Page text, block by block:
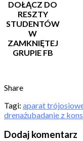
DOŁĄCZ DO
RESZTY
STUDENTÓW
W
ZAMKNIĘTEJ
GRUPIE FB
Share
Tagi: aparat
drenażubadanie z
Dodaj komentarz